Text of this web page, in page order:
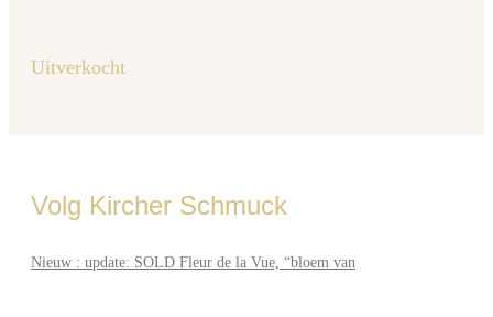
Uitverkocht
Volg Kircher Schmuck
Nieuw : update: SOLD Fleur de la Vue, “bloem van